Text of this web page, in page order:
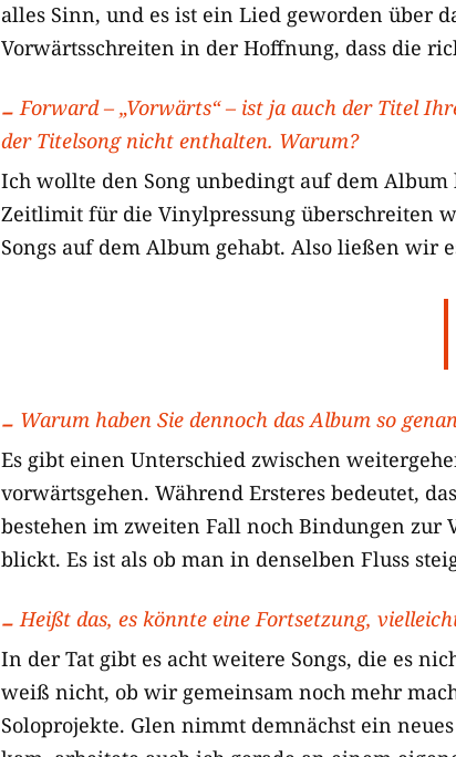
alles Sinn, und es ist ein Lied geworden über
Vorwärtsschreiten in der Hoffnung, dass die
Forward – „Vorwärts“ – ist ja auch der Titel
der Titelsong nicht enthalten. Warum?
Ich wollte den Song unbedingt auf dem
Zeitlimit für die Vinylpressung überschreiten
Songs auf dem Album gehabt. Also ließen wir
Warum haben Sie dennoch das Album so
Es gibt einen Unterschied zwischen
vorwärtsgehen. Während Ersteres bedeutet,
bestehen im zweiten Fall noch Bindungen zur
blickt. Es ist als ob man in denselben Fluss
Heißt das, es könnte eine Fortsetzung,
In der Tat gibt es acht weitere Songs, die es
weiß nicht, ob wir gemeinsam noch mehr
Soloprojekte. Glen nimmt demnächst ein